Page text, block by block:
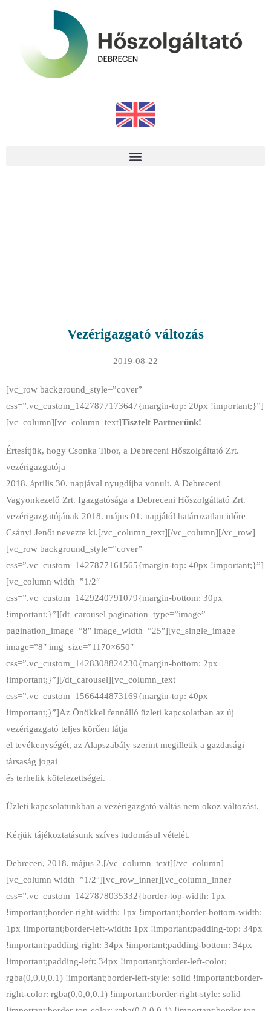
Vezérigazgató változás
2019-08-22
[vc_row background_style=”cover”
css=”.vc_custom_1427877173647{margin-top: 20px !important;}”]
[vc_column][vc_column_text]Tisztelt Partnerünk!
Értesítjük, hogy Csonka Tibor, a Debreceni Hőszolgáltató Zrt.
vezérigazgatója
2018. április 30. napjával nyugdíjba vonult. A Debreceni
Vagyonkezelő Zrt. Igazgatósága a Debreceni Hőszolgáltató Zrt.
vezérigazgatójának 2018. május 01. napjától határozatlan időre
Csányi Jenőt nevezte ki.[/vc_column_text][/vc_column][/vc_row]
[vc_row background_style=”cover”
css=”.vc_custom_1427877161565{margin-top: 40px !important;}”]
[vc_column width=”1/2″
css=”.vc_custom_1429240791079{margin-bottom: 30px
!important;}”][dt_carousel pagination_type=”image”
pagination_image=”8″ image_width=”25″][vc_single_image
image=”8″ img_size=”1170×650″
css=”.vc_custom_1428308824230{margin-bottom: 2px
!important;}”][/dt_carousel][vc_column_text
css=”.vc_custom_1566444873169{margin-top: 40px
!important;}”]Az Önökkel fennálló üzleti kapcsolatban az új
vezérigazgató teljes körűen látja
el tevékenységét, az Alapszabály szerint megilletik a gazdasági
társaság jogai
és terhelik kötelezettségei.
Üzleti kapcsolatunkban a vezérigazgató váltás nem okoz változást.
Kérjük tájékoztatásunk szíves tudomásul vételét.
Debrecen, 2018. május 2.[/vc_column_text][/vc_column]
[vc_column width=”1/2″][vc_row_inner][vc_column_inner
css=”.vc_custom_1427878035332{border-top-width: 1px
!important;border-right-width: 1px !important;border-bottom-width:
1px !important;border-left-width: 1px !important;padding-top: 34px
!important;padding-right: 34px !important;padding-bottom: 34px
!important;padding-left: 34px !important;border-left-color:
rgba(0,0,0,0.1) !important;border-left-style: solid !important;border-
right-color: rgba(0,0,0,0.1) !important;border-right-style: solid